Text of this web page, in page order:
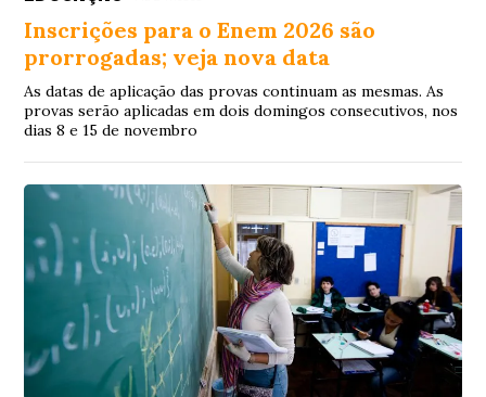
Inscrições para o Enem 2026 são
prorrogadas; veja nova data
As datas de aplicação das provas continuam as mesmas. As
provas serão aplicadas em dois domingos consecutivos, nos
dias 8 e 15 de novembro